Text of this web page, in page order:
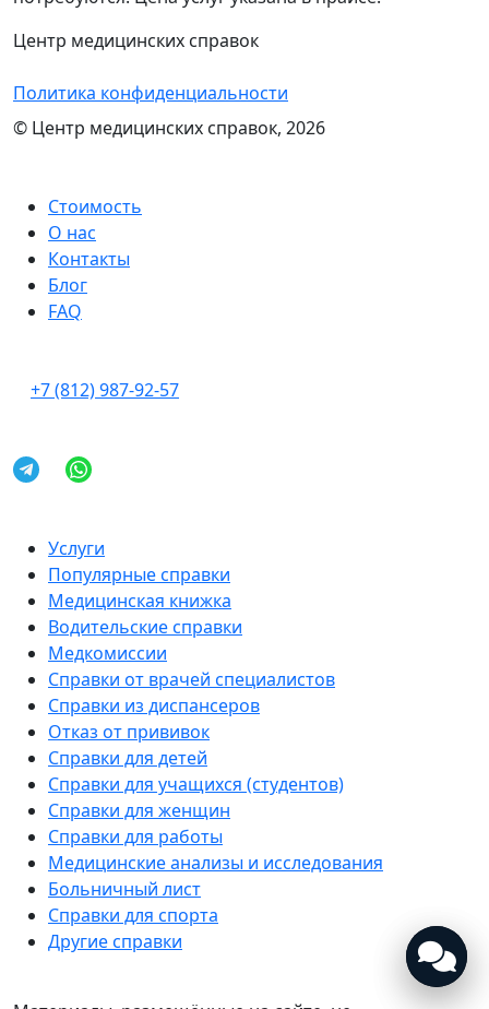
Центр медицинских справок
Политика конфиденциальности
© Центр медицинских справок, 2026
Услуги
Популярные справки
Медицинская книжка
Водительские справки
Медкомиссии
Справки от врачей специалистов
Справки из диспансеров
Отказ от прививок
Справки для детей
Справки для учащихся (студентов)
Справки для женщин
Справки для работы
Медицинские анализы и исследования
Больничный лист
Справки для спорта
Другие справки
Стоимость
О нас
Контакты
Блог
FAQ
+7 (812) 987-92-57